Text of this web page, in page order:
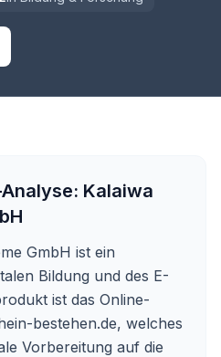
Kalaiwa
GmbH ist ein
Bildung und des E-
ist das Online-
bestehen.de, welches
Vorbereitung auf die